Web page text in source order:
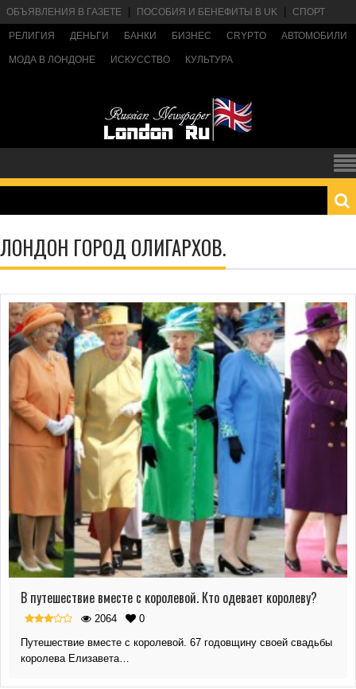
ОБЪЯВЛЕНИЯ В ГАЗЕТЕ ПОСОБИЯ И БЕНЕФИТЫ В UK СПОРТ
РЕЛИГИЯ ДЕНЬГИ БАНКИ БИЗНЕС CRYPTO АВТОМОБИЛИ
МОДА В ЛОНДОНЕ ИСКУССТВО КУЛЬТУРА
ЛОНДОН ГОРОД ОЛИГАРХОВ.
В путешествие вместе с королевой. Кто одевает королеву?
2064
0
Путешествие вместе с королевой. 67 годовщину своей свадьбы
королева Елизавета…